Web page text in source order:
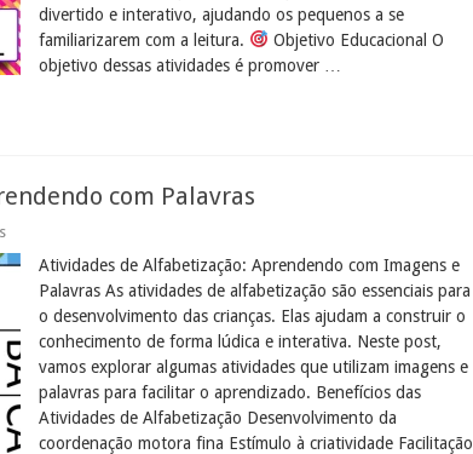
divertido e interativo, ajudando os pequenos a se
familiarizarem com a leitura.
Objetivo Educacional O
objetivo dessas atividades é promover …
com Palavras
em
de
Alfabetização:
Aprendendo
Palavras
Atividades de Alfabetização: Aprendendo com Imagens e
Palavras As atividades de alfabetização são essenciais para
o desenvolvimento das crianças. Elas ajudam a construir o
conhecimento de forma lúdica e interativa. Neste post,
vamos explorar algumas atividades que utilizam imagens e
palavras para facilitar o aprendizado. Benefícios das
Atividades de Alfabetização Desenvolvimento da
coordenação motora fina Estímulo à criatividade Facilitação